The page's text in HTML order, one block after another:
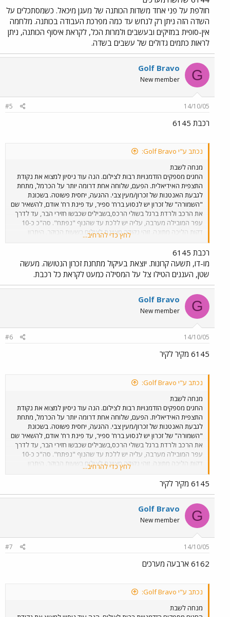
את פעמון המחסום של מעגן מיכאל בעוד מתצפתים צפונה. מזג האויר לא
שיתף פעולה היום. מעונן חלקית, עם תנאי תאורה משתנים ללא הרף, זה
קצת יותר מדי למצלמה הצנועה שלי. בתמונה רכבת 6142, נתב"ג-נהריה,
הד-ד היחיד שפגשתי הבוקר.
חולפת על פני אחד משדות הכותנה של מעגן מיכאל. כשמסתכלים על
השדה הזה ניתן רק לנחש עד כמה מפרכת העבודה בכותנה. מלחמה
אין-סופית במזיקים ובעשבים ולמרות הכל, לקראת איסוף הכותנה, ניתן
לראות כתמים גדולים של עשבים בשדה.
G
Golf Bravo
New member
14/10/05
#5
רכבת 6145
נכתב ע"י Golf Bravo:
מנחה לשבת
החגים מספקים הזדמנויות רבות לצילום. הנה עוד ניסיון למצוא את נקודת
התצפית האידיאלית. הפעם, שלוחה אחת דרומה יותר על הכרמל, מתחת
לגבעת האנטנות של זכרון/מעין צבי. ההגעה, יחסית פשוטה. בשכונת
"השמורה" של זכרון יש לנסוע ברח' ספיר, עד פינת רח' אודם, להשאיר שם
את הרכב ולרדת ברגל בשולי הרכס,בשבילים שכבשו חזירי הבר, עד לדרך
עפר המובילה מערבה, עליה יש ללכת עד שהנוף "נפתח". סה"כ כ-10
דקות הליכה מתונה. זוהי נקודה מצוינת לצילום בשעות הבוקר. היתרון
לנקודה זו על פני נקודת התצפית על השלוחה הצפונית יותר, הנמצאת
בשמורת חוטם הכרמל, הוא הקרבה למסילה. כך גם ניתן לשמוע די בבירור
את פעמון המחסום של מעגן מיכאל בעוד מתצפתים צפונה. מזג האויר לא
שיתף פעולה היום. מעונן חלקית, עם תנאי תאורה משתנים ללא הרף, זה
קצת יותר מדי למצלמה הצנועה שלי. בתמונה רכבת 6142, נתב"ג-נהריה,
הד-ד היחיד שפגשתי הבוקר.
לחץ כדי להרחיב...
רכבת 6145
מו-דו, תשעה קרונות. יוצאת בעיקול מתחנת זכרון הנטושה. מעשה
שטן, העננים הטילו צל על המסילה כמעט לקראת כל רכבת.
G
Golf Bravo
New member
14/10/05
#6
6145 מקיר לקיר
נכתב ע"י Golf Bravo:
מנחה לשבת
החגים מספקים הזדמנויות רבות לצילום. הנה עוד ניסיון למצוא את נקודת
התצפית האידיאלית. הפעם, שלוחה אחת דרומה יותר על הכרמל, מתחת
לגבעת האנטנות של זכרון/מעין צבי. ההגעה, יחסית פשוטה. בשכונת
"השמורה" של זכרון יש לנסוע ברח' ספיר, עד פינת רח' אודם, להשאיר שם
את הרכב ולרדת ברגל בשולי הרכס,בשבילים שכבשו חזירי הבר, עד לדרך
עפר המובילה מערבה, עליה יש ללכת עד שהנוף "נפתח". סה"כ כ-10
דקות הליכה מתונה. זוהי נקודה מצוינת לצילום בשעות הבוקר. היתרון
לנקודה זו על פני נקודת התצפית על השלוחה הצפונית יותר, הנמצאת
בשמורת חוטם הכרמל, הוא הקרבה למסילה. כך גם ניתן לשמוע די בבירור
את פעמון המחסום של מעגן מיכאל בעוד מתצפתים צפונה. מזג האויר לא
שיתף פעולה היום. מעונן חלקית, עם תנאי תאורה משתנים ללא הרף, זה
הד-ד היחיד שפגשתי הבוקר.
לחץ כדי להרחיב...
6145 מקיר לקיר
G
Golf Bravo
New member
14/10/05
#7
6162 ארבעה מערכים
נכתב ע"י Golf Bravo:
מנחה לשבת